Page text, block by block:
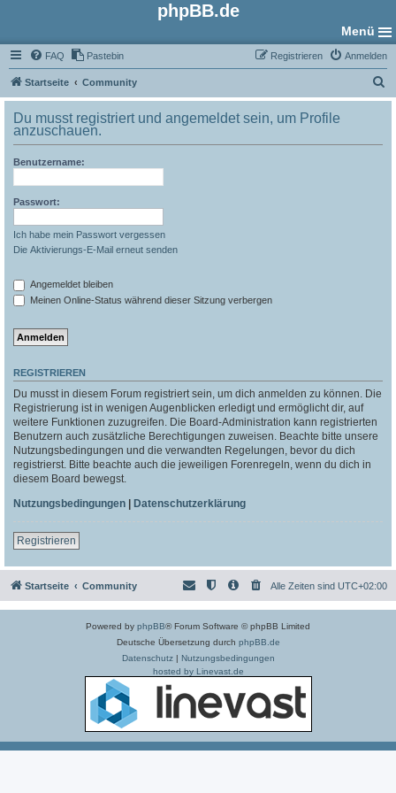
phpBB.de
Menü
FAQ Pastebin Anmelden
Registrieren
Startseite Community
u
Du musst registriert und angemeldet sein, um Profile
anzuschauen.
Benutzername:
Passwort:
Ich habe mein Passwort vergessen
Die Aktivierungs-E-Mail erneut senden
Angemeldet bleiben
Meinen Online-Status während dieser Sitzung verbergen
REGISTRIEREN
Du musst in diesem Forum registriert sein, um dich anmelden zu können. Die
Registrierung ist in wenigen Augenblicken erledigt und ermöglicht dir, auf
weitere Funktionen zuzugreifen. Die Board-Administration kann registrierten
Benutzern auch zusätzliche Berechtigungen zuweisen. Beachte bitte unsere
Nutzungsbedingungen und die verwandten Regelungen, bevor du dich
registrierst. Bitte beachte auch die jeweiligen Forenregeln, wenn du dich in
diesem Board bewegst.
Nutzungsbedingungen | Datenschutzerklärung
Registrieren
Startseite Community Alle Zeiten sind UTC+02:00
Powered by phpBB® Forum Software © phpBB Limited
Deutsche Übersetzung durch phpBB.de
Datenschutz| Nutzungsbedingungen
hosted by Linevast.de